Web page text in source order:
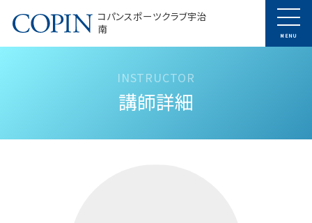
コパンスポーツクラブ宇治
南
MENU
講師詳細